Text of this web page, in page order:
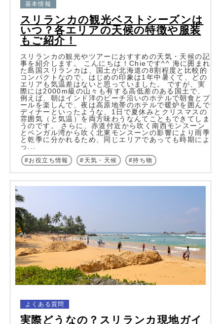
スリランカの観光ベストシーズンは
いつ？各エリアの天候の特徴や服装
もご紹介！
基本情報
スリランカの観光やツアーにおすすめの天気・天候の記
事を紹介します。 こんにちは！Chieです^^ 海に囲まれ
た島国スリランカは、国土が北海道の8割程度と比較的
コンパクトなので、はじめの印象は1年中暑くて、どの
エリアも気温差はないと思っていました。 ですが、実
際には2000m級の山々も有する高低差のある国土で、
例えば、朝はインド洋のビーチ沿いのホテルで朝食とプ
ールを楽しんで、夜は高原地帯のホテルで暖炉を囲んで
ディナーといったような、1日で夏休みとクリスマスの
雰囲気（と気温）を両方味わうなんてこともできてしま
うのです。 さらに、赤道付近から吹く南西モンスーン
とペンガル湾から吹く北東モンスーンの影響により雨季
と乾季に分かれるため、同じエリアであっても時期によ
っ...
お役立ち情報 天気・天候 持ち物
実際どうなの？スリランカ現地ガイ
よくある質問